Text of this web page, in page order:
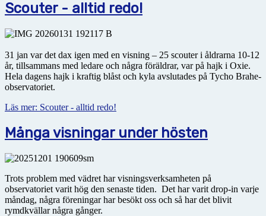
Scouter - alltid redo!
31 jan var det dax igen med en visning – 25 scouter i åldrarna 10-12
år, tillsammans med ledare och några föräldrar, var på hajk i Oxie.
Hela dagens hajk i kraftig blåst och kyla avslutades på Tycho Brahe-
observatoriet.
Läs mer: Scouter - alltid redo!
Många visningar under hösten
Trots problem med vädret har visningsverksamheten på
observatoriet varit hög den senaste tiden. Det har varit drop-in varje
måndag, några föreningar har besökt oss och så har det blivit
rymdkvällar några gånger.